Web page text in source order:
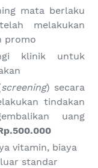
mata berlaku
melakukan
promo
klinik untuk
screening) secara
tindakan
uang
vitamin, biaya
standar